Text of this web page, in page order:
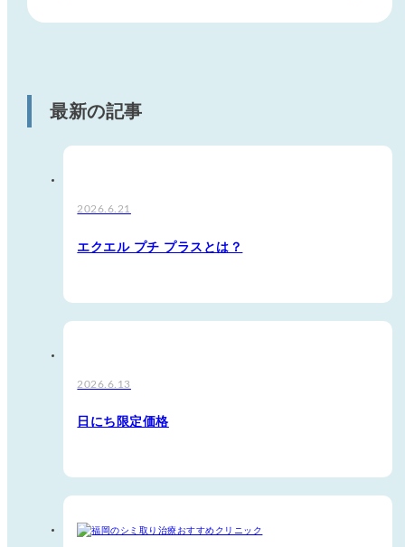
最新の記事
2026.6.21
エクエル プチ プラスとは？
2026.6.13
日にち限定価格